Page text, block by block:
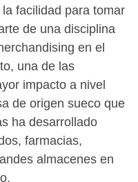
facilidad para tomar
de una disciplina
en el
una de las
impacto a nivel
de origen sueco que
ha desarrollado
farmacias,
almacenes en